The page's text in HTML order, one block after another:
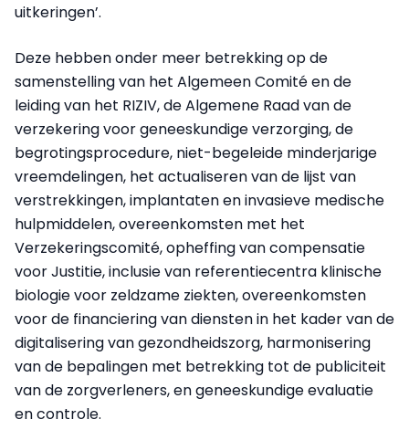
uitkeringen’.
Deze hebben onder meer betrekking op de
samenstelling van het Algemeen Comité en de
leiding van het RIZIV, de Algemene Raad van de
verzekering voor geneeskundige verzorging, de
begrotingsprocedure, niet-begeleide minderjarige
vreemdelingen, het actualiseren van de lijst van
verstrekkingen, implantaten en invasieve medische
hulpmiddelen, overeenkomsten met het
Verzekeringscomité, opheffing van compensatie
voor Justitie, inclusie van referentiecentra klinische
biologie voor zeldzame ziekten, overeenkomsten
voor de financiering van diensten in het kader van de
digitalisering van gezondheidszorg, harmonisering
van de bepalingen met betrekking tot de publiciteit
van de zorgverleners, en geneeskundige evaluatie
en controle.